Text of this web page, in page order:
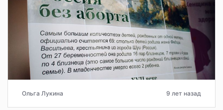
Ольга Лукина 9 лет назад